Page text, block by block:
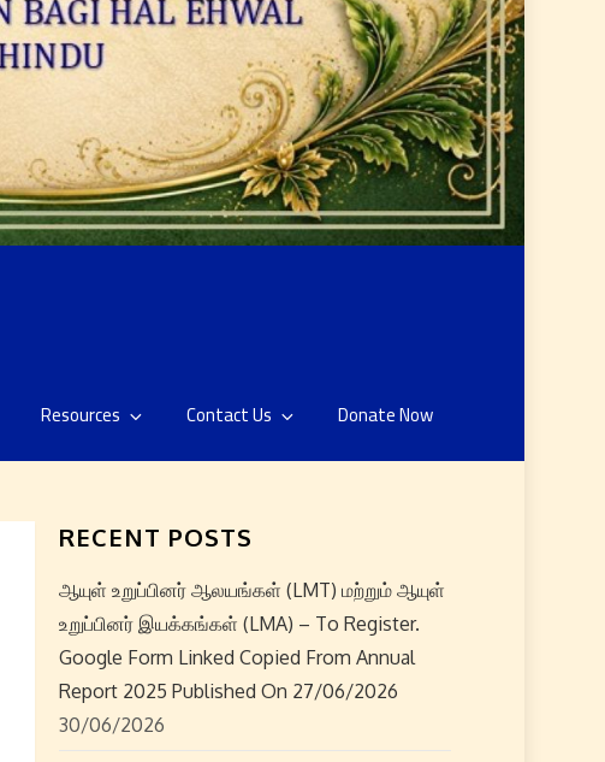
Resources Contact Us Donate Now
RECENT POSTS
ஆயுள் உறுப்பினர் ஆலயங்கள் (LMT) மற்றும் ஆயுள்
உறுப்பினர் இயக்கங்கள் (LMA) – To Register.
Google Form Linked Copied From Annual
Report 2025 Published On 27/06/2026
30/06/2026